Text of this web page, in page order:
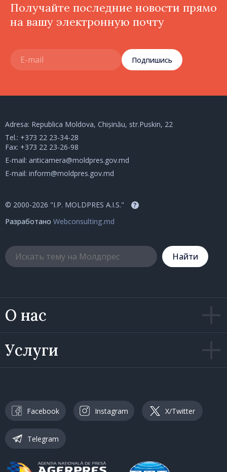
Получайте последние новости прямо
на вашу электронную почту
Подпишись
О нас
Услуги
Adresa: Republica Moldova, Chișinău, str.Puskin, 22
Tel.: +373 22 23-34-28
Fax: +373 22 23-26-98
E-mail: anticamera@moldpres.gov.md
E-mail: inform@moldpres.gov.md
© 2000-2026 "I.P. MOLDPRES A.I.S." ?
Разработано Webconsulting.md
Hайти
Facebook Instagram X/Twitter
Telegram